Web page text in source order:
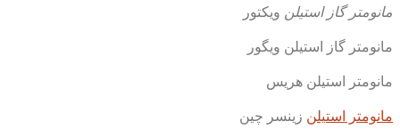
مانومتر گاز استیلن ویکتور
مانومتر گاز استیلن ویگور
مانومتر استیلن هریس
مانومتر استیلن زینسر چین